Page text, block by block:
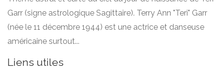
Garr (signe astrologique Sagittaire). Terry Ann "Teri" Garr
(née le 11 décembre 1944) est une actrice et danseuse
américaine surtout...
Liens utiles